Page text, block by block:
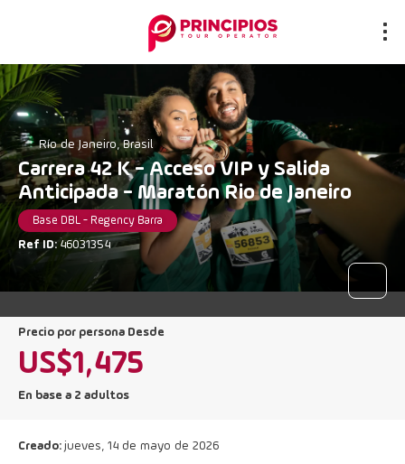
Río de Janeiro, Brasil
Carrera 42 K - Acceso VIP y Salida
Anticipada - Maratón Rio de Janeiro
Base DBL - Regency Barra
Ref ID:46031354
precio por persona Desde
US$1,475
En base a 2 adultos
Creado: jueves, 14 de mayo de 2026